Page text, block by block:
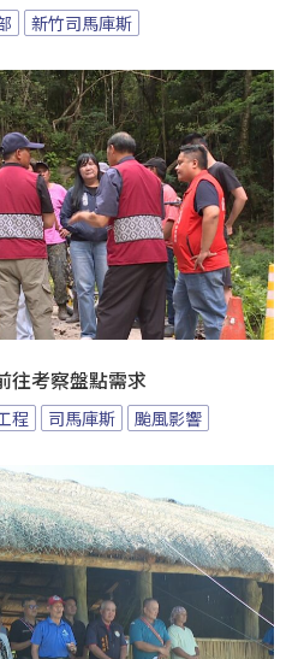
新竹司馬庫斯
往考察盤點需求
程 司馬庫斯 颱風影響